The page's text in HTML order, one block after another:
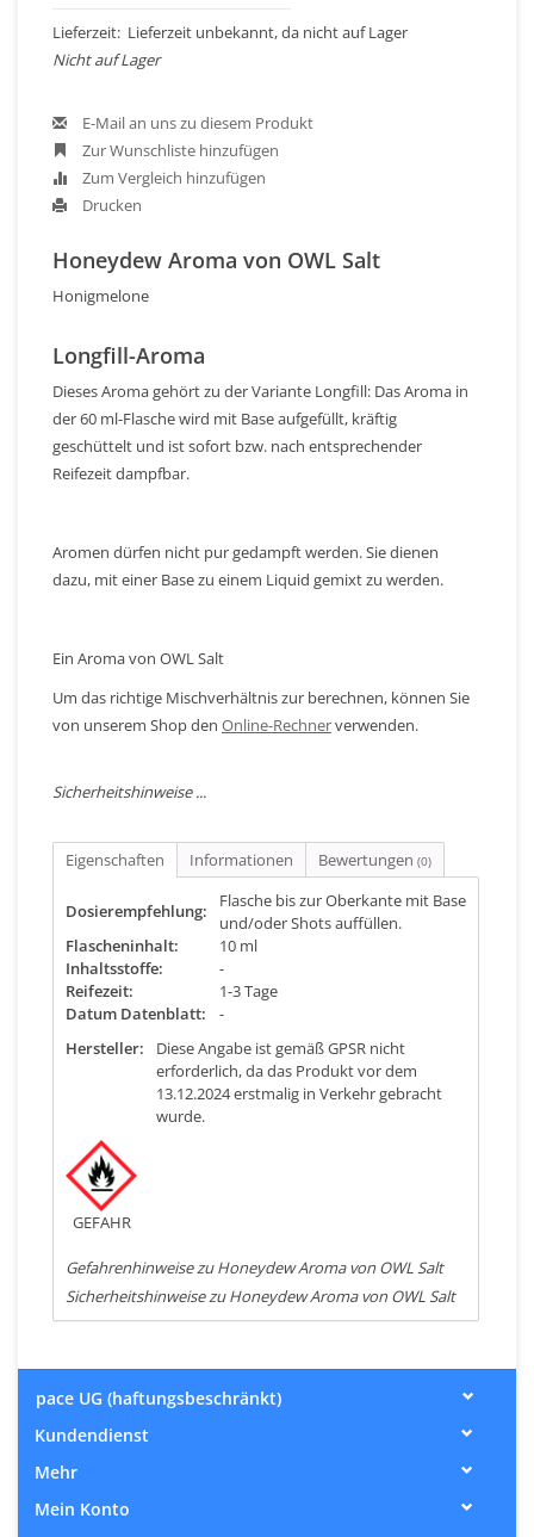
Lieferzeit: Lieferzeit unbekannt, da nicht auf Lager
Nicht auf Lager
E-Mail an uns zu diesem Produkt
Zur Wunschliste hinzufügen
Zum Vergleich hinzufügen
Drucken
Honeydew Aroma von OWL Salt
Honigmelone
Longfill-Aroma
Dieses Aroma gehört zu der Variante Longfill: Das Aroma in
der 60 ml-Flasche wird mit Base aufgefüllt, kräftig
geschüttelt und ist sofort bzw. nach entsprechender
Reifezeit dampfbar.
Aromen dürfen nicht pur gedampft werden. Sie dienen
dazu, mit einer Base zu einem Liquid gemixt zu werden.
Ein Aroma von OWL Salt
Um das richtige Mischverhältnis zur berechnen, können Sie
von unserem Shop den Online-Rechnerverwenden.
Sicherheitshinweise ...
Eigenschaften Informationen Bewertungen (0)
Dosierempfehlung:
Flasche bis zur Oberkante mit Base
und/oder Shots auffüllen.
Flascheninhalt:
10 ml
Inhaltsstoffe:
-
Reifezeit:
1-3 Tage
Datum Datenblatt:
-
Hersteller:
Diese Angabe ist gemäß GPSR nicht
erforderlich, da das Produkt vor dem
13.12.2024 erstmalig in Verkehr gebracht
wurde.
GEFAHR
Gefahrenhinweise zu Honeydew Aroma von OWL Salt
Sicherheitshinweise zu Honeydew Aroma von OWL Salt
pace UG (haftungsbeschränkt)
Kundendienst
Mehr
Mein Konto